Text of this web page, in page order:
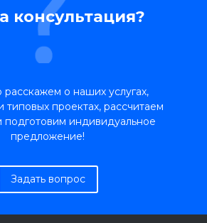
консультация?
о наших услугах,
типовых проектах, рассчитаем
подготовим индивидуальное
предложение!
Задать вопрос